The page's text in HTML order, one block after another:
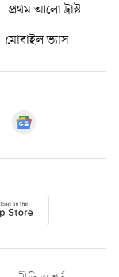
প্রথম আলো ট্রাস্ট
মোবাইল ভ্যাস